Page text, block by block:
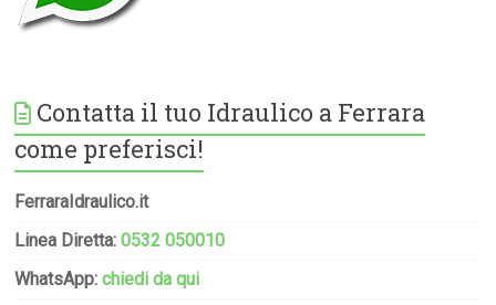
Contatta il tuo Idraulico a Ferrara
come preferisci!
FerraraIdraulico.it
Linea Diretta:0532 050010
WhatsApp:chiedi da qui